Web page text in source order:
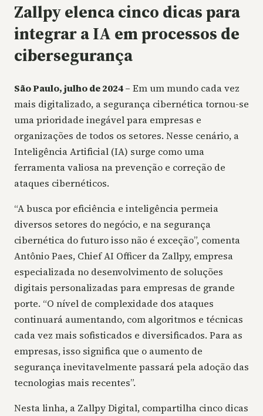
Zallpy elenca cinco dicas para
integrar a IA em processos de
cibersegurança
São Paulo, julho de 2024 – Em um mundo cada vez
mais digitalizado, a segurança cibernética tornou-se
uma prioridade inegável para empresas e
organizações de todos os setores. Nesse cenário, a
Inteligência Artificial (IA) surge como uma
ferramenta valiosa na prevenção e correção de
ataques cibernéticos.
“A busca por eficiência e inteligência permeia
diversos setores do negócio, e na segurança
cibernética do futuro isso não é exceção”, comenta
Antônio Paes, Chief AI Officer da Zallpy, empresa
especializada no desenvolvimento de soluções
digitais personalizadas para empresas de grande
porte. “O nível de complexidade dos ataques
continuará aumentando, com algoritmos e técnicas
cada vez mais sofisticados e diversificados. Para as
empresas, isso significa que o aumento de
segurança inevitavelmente passará pela adoção das
tecnologias mais recentes”.
Nesta linha, a Zallpy Digital, compartilha cinco dicas